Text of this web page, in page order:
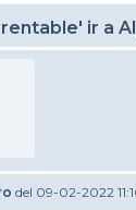
ir a
del 09-02-2022